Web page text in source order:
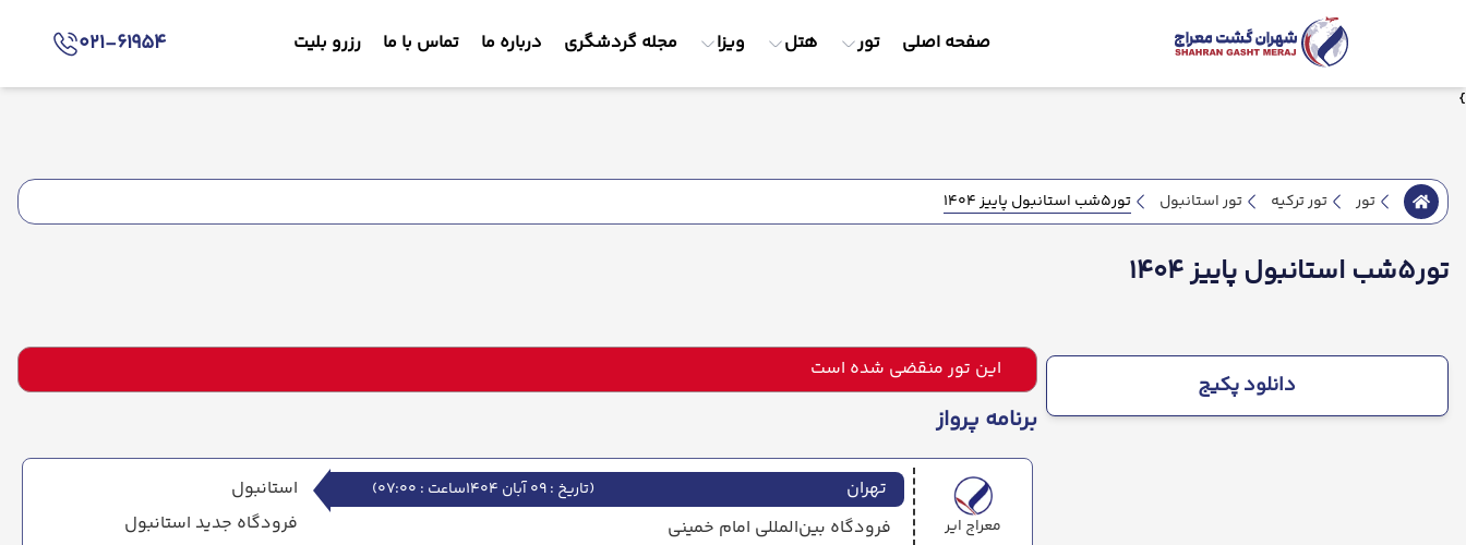
صفحه اصلی تور هتل ویزا مجله گردشگری درباره ما تماس با ما رزرو بلیت 021-61954
}
تور تور ترکیه تور استانبول تور5شب استانبول پاییز 1404
تور5شب استانبول پاییز 1404
دانلود پکیج
این تور منقضی شده است
برنامه پرواز
معراج ایر
تهران (تاریخ : 09 آبان 1404 ساعت : 07:00 )
فرودگاه بین‌المللی امام خمینی
استانبول
فرودگاه جدید استانبول